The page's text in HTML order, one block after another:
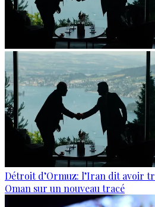
Détroit d’Ormuz: l’Iran dit avoir
Oman sur un nouveau tracé